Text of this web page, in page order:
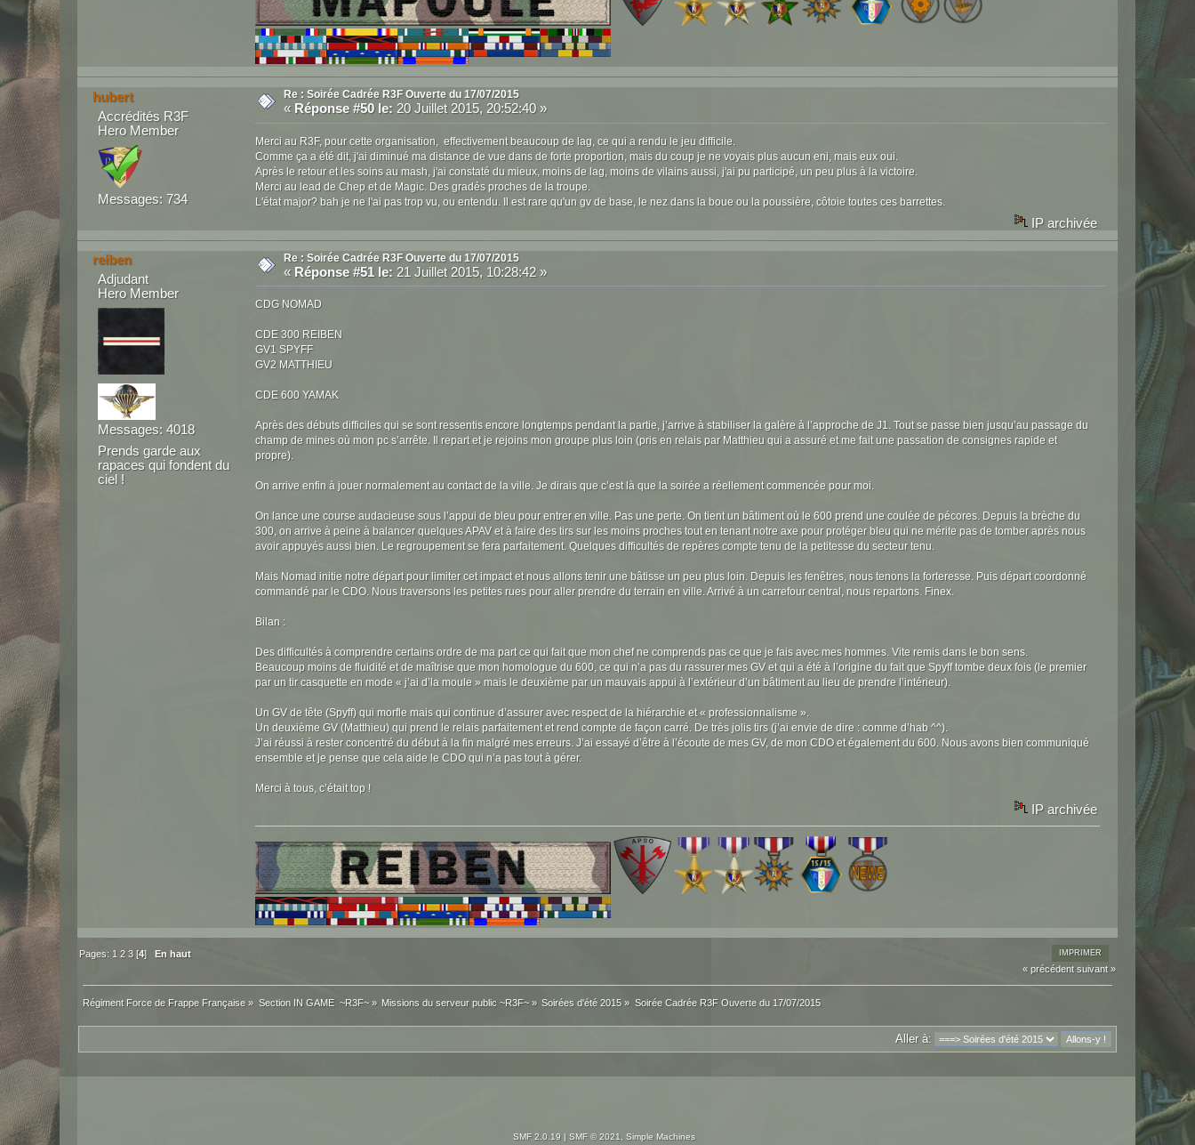
hubert
Accrédités R3F
Hero Member
Messages: 734
Re : Soirée Cadrée R3F Ouverte du 17/07/2015
« Réponse #50 le: 20 Juillet 2015, 20:52:40 »
Merci au R3F, pour cette organisation, effectivement beaucoup de lag, ce qui a rendu le jeu difficile.
Comme ça a été dit, j'ai diminué ma distance de vue dans de forte proportion, mais du coup je ne voyais plus aucun eni, mais eux oui.
Après le retour et les soins au mash, j'ai constaté du mieux, moins de lag, moins de vilains aussi, j'ai pu participé, un peu plus à la victoire.
Merci au lead de Chep et de Magic. Des gradés proches de la troupe.
L'état major? bah je ne l'ai pas trop vu, ou entendu. Il est rare qu'un gv de base, le nez dans la boue ou la poussière, côtoie toutes ces barrettes.
IP archivée
reiben
Adjudant
Hero Member
Messages: 4018
Prends garde aux
rapaces qui fondent du
ciel !
Re : Soirée Cadrée R3F Ouverte du 17/07/2015
« Réponse #51 le: 21 Juillet 2015, 10:28:42 »
CDG NOMAD
CDE 300 REIBEN
GV1 SPYFF
GV2 MATTHIEU
CDE 600 YAMAK
Après des débuts difficiles qui se sont ressentis encore longtemps pendant la partie, j’arrive à stabiliser la galère à l’approche de J1. Tout se passe bien jusqu’au passage du
champ de mines où mon pc s’arrête. Il repart et je rejoins mon groupe plus loin (pris en relais par Matthieu qui a assuré et me fait une passation de consignes rapide et
propre).
On arrive enfin à jouer normalement au contact de la ville. Je dirais que c’est là que la soirée a réellement commencée pour moi.
On lance une course audacieuse sous l’appui de bleu pour entrer en ville. Pas une perte. On tient un bâtiment où le 600 prend une coulée de pécores. Depuis la brèche du
300, on arrive à peine à balancer quelques APAV et à faire des tirs sur les moins proches tout en tenant notre axe pour protéger bleu qui ne mérite pas de tomber après nous
avoir appuyés aussi bien. Le regroupement se fera parfaitement. Quelques difficultés de repères compte tenu de la petitesse du secteur tenu.
Mais Nomad initie notre départ pour limiter cet impact et nous allons tenir une bâtisse un peu plus loin. Depuis les fenêtres, nous tenons la forteresse. Puis départ coordonné
commandé par le CDO. Nous traversons les petites rues pour aller prendre du terrain en ville. Arrivé à un carrefour central, nous repartons. Finex.
Bilan :
Des difficultés à comprendre certains ordre de ma part ce qui fait que mon chef ne comprends pas ce que je fais avec mes hommes. Vite remis dans le bon sens.
Beaucoup moins de fluidité et de maîtrise que mon homologue du 600, ce qui n’a pas du rassurer mes GV et qui a été à l’origine du fait que Spyff tombe deux fois (le premier
par un tir casquette en mode « j’ai d’la moule » mais le deuxième par un mauvais appui à l’extérieur d’un bâtiment au lieu de prendre l’intérieur).
Un GV de tête (Spyff) qui morfle mais qui continue d’assurer avec respect de la hiérarchie et « professionnalisme ».
Un deuxième GV (Matthieu) qui prend le relais parfaitement et rend compte de façon carré. De très jolis tirs (j’ai envie de dire : comme d’hab ^^).
J’ai réussi à rester concentré du début à la fin malgré mes erreurs. J’ai essayé d’être à l’écoute de mes GV, de mon CDO et également du 600. Nous avons bien communiqué
ensemble et je pense que cela aide le CDO qui n’a pas tout à gérer.
Merci à tous, c’était top !
IP archivée
IMPRIMER
Pages: 1 2 3[4]En haut
« précédent suivant »
Régiment Force de Frappe Française » Section IN GAME  ~R3F~» Missions du serveur public ~R3F~ » Soirées d'été 2015» Soirée Cadrée R3F Ouverte du 17/07/2015
Aller à:
SMF 2.0.19 | SMF © 2021 Simple Machines